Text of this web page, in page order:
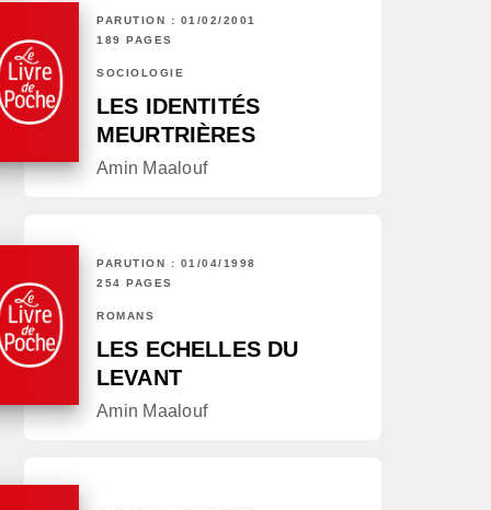
PARUTION : 01/02/2001
189 PAGES
SOCIOLOGIE
LES IDENTITÉS
MEURTRIÈRES
Amin Maalouf
PARUTION : 01/04/1998
254 PAGES
ROMANS
LES ECHELLES DU
LEVANT
Amin Maalouf